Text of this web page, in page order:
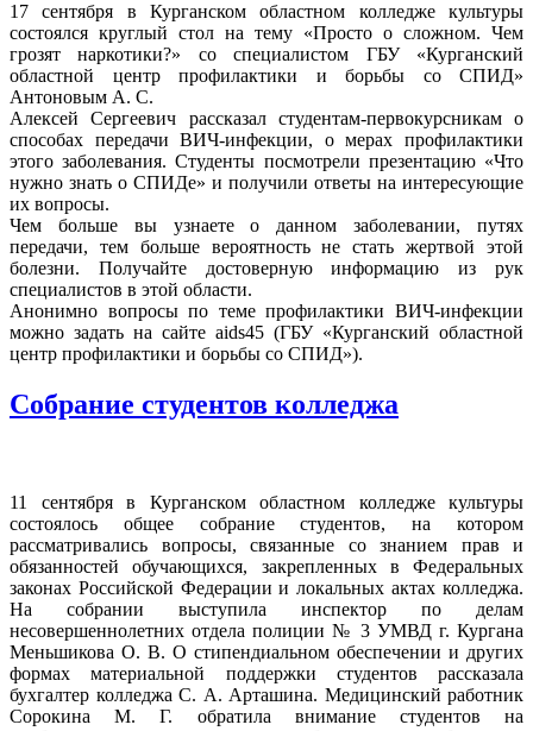
17 сентября в Курганском областном колледже культуры
состоялся круглый стол на тему «Просто о сложном. Чем
грозят наркотики?» со специалистом ГБУ «Курганский
областной центр профилактики и борьбы со СПИД»
Антоновым А. С.
Алексей Сергеевич рассказал студентам-первокурсникам о
способах передачи ВИЧ-инфекции, о мерах профилактики
этого заболевания. Студенты посмотрели презентацию «Что
нужно знать о СПИДе» и получили ответы на интересующие
их вопросы.
Чем больше вы узнаете о данном заболевании, путях
передачи, тем больше вероятность не стать жертвой этой
болезни. Получайте достоверную информацию из рук
специалистов в этой области.
Анонимно вопросы по теме профилактики ВИЧ-инфекции
можно задать на сайте aids45 (ГБУ «Курганский областной
центр профилактики и борьбы со СПИД»).
Собрание студентов колледжа
11 сентября в Курганском областном колледже культуры
состоялось общее собрание студентов, на котором
рассматривались вопросы, связанные со знанием прав и
обязанностей обучающихся, закрепленных в Федеральных
законах Российской Федерации и локальных актах колледжа.
На собрании выступила инспектор по делам
несовершеннолетних отдела полиции № 3 УМВД г. Кургана
Меньшикова О. В. О стипендиальном обеспечении и других
формах материальной поддержки студентов рассказала
бухгалтер колледжа С. А. Арташина. Медицинский работник
Сорокина М. Г. обратила внимание студентов на